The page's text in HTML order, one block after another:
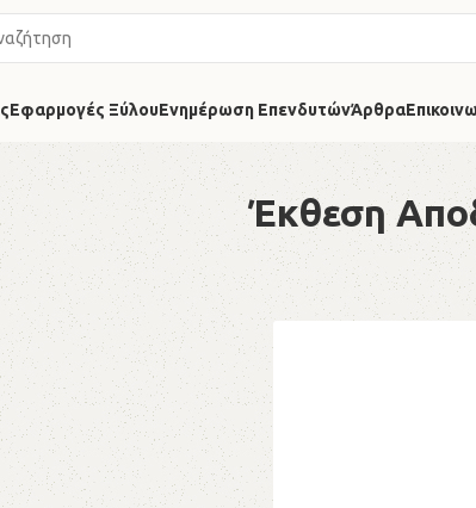
Εφαρμογές ΞύλουΕνημέρωση ΕπενδυτώνΆρθρα
Έκθεση